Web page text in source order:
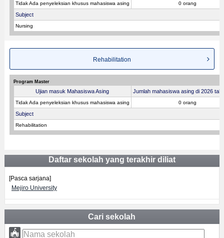
Tidak Ada penyeleksian khusus mahasiswa asing 0 orang
Subject
Nursing
Rehabilitation
Program Master
Ujian masuk Mahasiswa Asing Jumlah mahasiswa asing di 2026
Tidak Ada penyeleksian khusus mahasiswa asing 0 orang
Subject
Rehabilitation
Daftar sekolah yang terakhir diliat
[Pasca sarjana]
Mejiro University
Cari sekolah